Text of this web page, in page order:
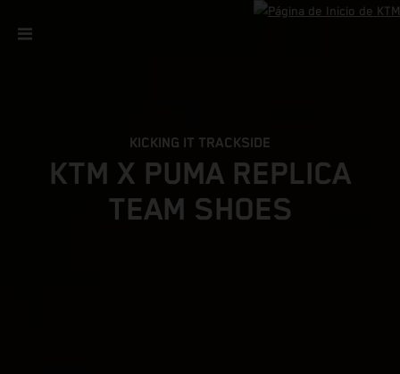
KICKING IT TRACKSIDE
KTM X PUMA REPLICA
TEAM SHOES